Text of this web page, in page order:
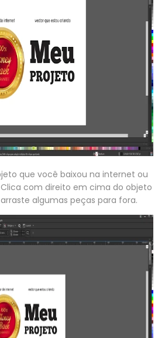
que você baixou na internet ou
com direito em cima do objeto
algumas peças para fora.